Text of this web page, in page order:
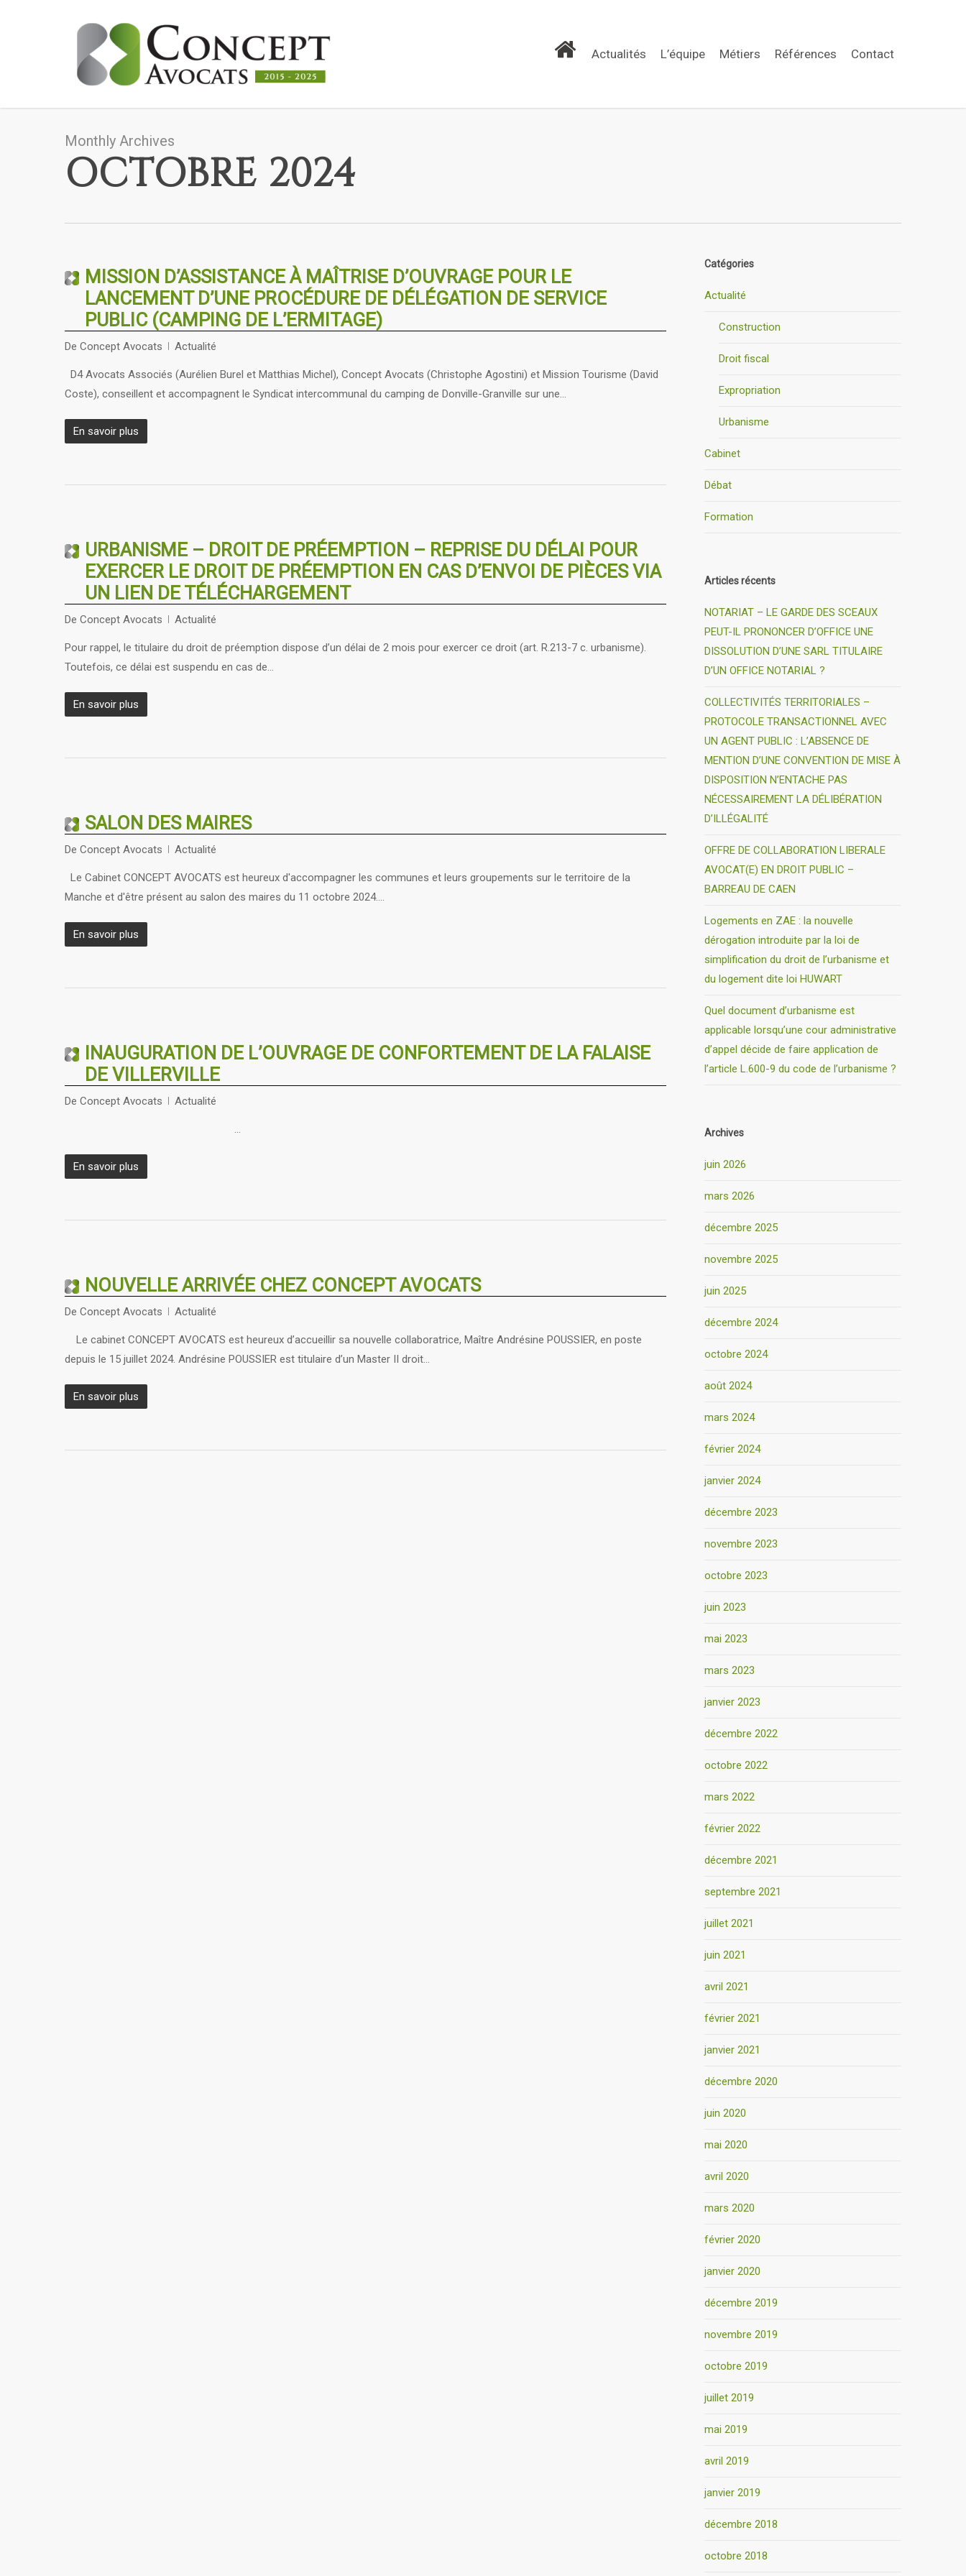
Actualités L’équipe Métiers Références Contact
Monthly Archives
OCTOBRE 2024
MISSION D’ASSISTANCE À MAÎTRISE D’OUVRAGE POUR LE
LANCEMENT D’UNE PROCÉDURE DE DÉLÉGATION DE SERVICE
PUBLIC (CAMPING DE L’ERMITAGE)
De Concept Avocats Actualité
D4 Avocats Associés (Aurélien Burel et Matthias Michel), Concept Avocats (Christophe Agostini) et Mission Tourisme (David
Coste), conseillent et accompagnent le Syndicat intercommunal du camping de Donville-Granville sur une…
En savoir plus
URBANISME – DROIT DE PRÉEMPTION – REPRISE DU DÉLAI POUR
EXERCER LE DROIT DE PRÉEMPTION EN CAS D’ENVOI DE PIÈCES VIA
UN LIEN DE TÉLÉCHARGEMENT
De Concept Avocats Actualité
Pour rappel, le titulaire du droit de préemption dispose d’un délai de 2 mois pour exercer ce droit (art. R.213-7 c. urbanisme).
Toutefois, ce délai est suspendu en cas de…
En savoir plus
SALON DES MAIRES
De Concept Avocats Actualité
Le Cabinet CONCEPT AVOCATS est heureux d'accompagner les communes et leurs groupements sur le territoire de la
Manche et d'être présent au salon des maires du 11 octobre 2024.…
En savoir plus
INAUGURATION DE L’OUVRAGE DE CONFORTEMENT DE LA FALAISE
DE VILLERVILLE
De Concept Avocats Actualité
…
En savoir plus
NOUVELLE ARRIVÉE CHEZ CONCEPT AVOCATS
De Concept Avocats Actualité
Le cabinet CONCEPT AVOCATS est heureux d’accueillir sa nouvelle collaboratrice, Maître Andrésine POUSSIER, en poste
depuis le 15 juillet 2024. Andrésine POUSSIER est titulaire d’un Master II droit…
En savoir plus
Catégories
Actualité
Construction
Droit fiscal
Expropriation
Urbanisme
Cabinet
Débat
Formation
Articles récents
NOTARIAT – LE GARDE DES SCEAUX
PEUT-IL PRONONCER D’OFFICE UNE
DISSOLUTION D’UNE SARL TITULAIRE
D’UN OFFICE NOTARIAL ?
COLLECTIVITÉS TERRITORIALES –
PROTOCOLE TRANSACTIONNEL AVEC
UN AGENT PUBLIC : L’ABSENCE DE
MENTION D’UNE CONVENTION DE MISE À
DISPOSITION N’ENTACHE PAS
NÉCESSAIREMENT LA DÉLIBÉRATION
D’ILLÉGALITÉ
OFFRE DE COLLABORATION LIBERALE
AVOCAT(E) EN DROIT PUBLIC –
BARREAU DE CAEN
Logements en ZAE : la nouvelle
dérogation introduite par la loi de
simplification du droit de l’urbanisme et
du logement dite loi HUWART
Quel document d’urbanisme est
applicable lorsqu’une cour administrative
d’appel décide de faire application de
l’article L.600-9 du code de l’urbanisme ?
Archives
juin 2026
mars 2026
décembre 2025
novembre 2025
juin 2025
décembre 2024
octobre 2024
août 2024
mars 2024
février 2024
janvier 2024
décembre 2023
novembre 2023
octobre 2023
juin 2023
mai 2023
mars 2023
janvier 2023
décembre 2022
octobre 2022
mars 2022
février 2022
décembre 2021
septembre 2021
juillet 2021
juin 2021
avril 2021
février 2021
janvier 2021
décembre 2020
juin 2020
mai 2020
avril 2020
mars 2020
février 2020
janvier 2020
décembre 2019
novembre 2019
octobre 2019
juillet 2019
mai 2019
avril 2019
janvier 2019
décembre 2018
octobre 2018